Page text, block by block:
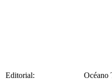
Editorial:
Océano